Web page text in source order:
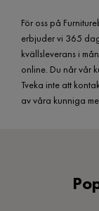
För oss på
erbjuder vi 365
kvällsleverans i
online. Du når vår
Tveka inte att
av våra kunniga